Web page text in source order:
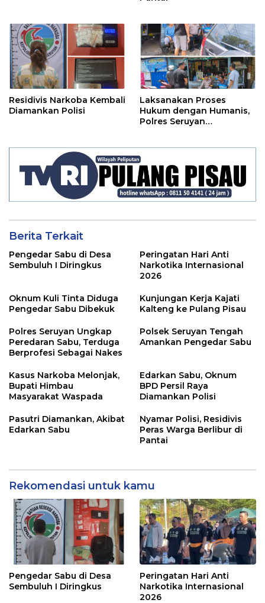
Residivis Narkoba Kembali
Diamankan Polisi
Laksanakan Proses
Hukum dengan Humanis,
Polres Seruyan
Massa
Berita Terkait
Pengedar Sabu di Desa
Sembuluh I Diringkus
Peringatan Hari Anti
Narkotika Internasional
2026
Oknum Kuli Tinta Diduga
Pengedar Sabu Dibekuk
Kunjungan Kerja Kajati
Kalteng ke Pulang Pisau
Polres Seruyan Ungkap
Peredaran Sabu, Terduga
Berprofesi Sebagai Nakes
Polsek Seruyan Tengah
Amankan Pengedar Sabu
Kasus Narkoba Melonjak,
Bupati Himbau
Masyarakat Waspada
Edarkan Sabu, Oknum
BPD Persil Raya
Diamankan Polisi
Pasutri Diamankan, Akibat
Edarkan Sabu
Nyamar Polisi, Residivis
Peras Warga Berlibur di
Pantai
Rekomendasi untuk kamu
Pengedar Sabu di Desa
Sembuluh I Diringkus
Peringatan Hari Anti
Narkotika Internasional
2026